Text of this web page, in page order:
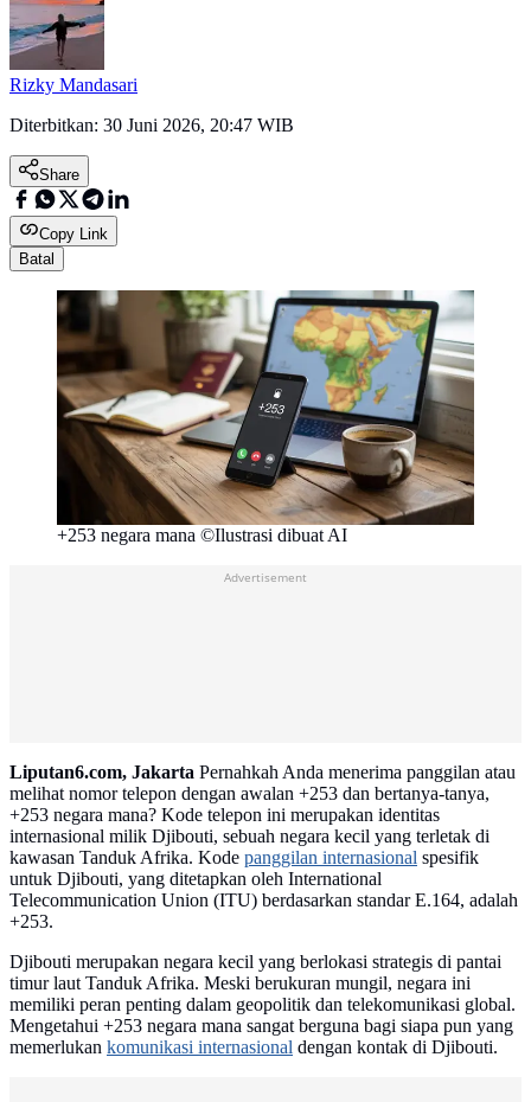
Rizky Mandasari
Diterbitkan: 30 Juni 2026, 20:47 WIB
Share
Copy Link
Batal
+253 negara mana ©Ilustrasi dibuat AI
Liputan6.com, Jakarta Pernahkah Anda menerima panggilan atau
melihat nomor telepon dengan awalan +253 dan bertanya-tanya,
+253 negara mana? Kode telepon ini merupakan identitas
internasional milik Djibouti, sebuah negara kecil yang terletak di
kawasan Tanduk Afrika. Kode panggilan internasional spesifik
untuk Djibouti, yang ditetapkan oleh International
Telecommunication Union (ITU) berdasarkan standar E.164, adalah
+253.
Djibouti merupakan negara kecil yang berlokasi strategis di pantai
timur laut Tanduk Afrika. Meski berukuran mungil, negara ini
memiliki peran penting dalam geopolitik dan telekomunikasi global.
Mengetahui +253 negara mana sangat berguna bagi siapa pun yang
memerlukan komunikasi internasional dengan kontak di Djibouti.